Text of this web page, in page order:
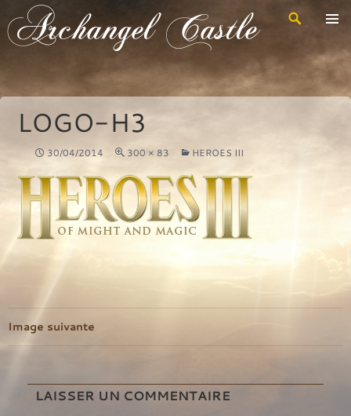
Archangel Castle
Recherche
Aller
contenu
principal
LOGO-H3
30/04/2014 300 × 83 HEROES III
Image suivante
LAISSER UN COMMENTAIRE